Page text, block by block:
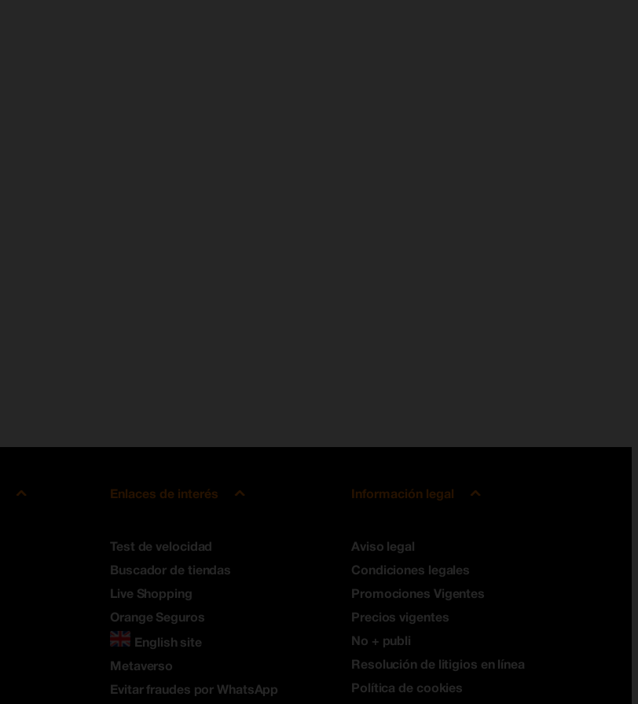
Enlaces de interés
Test de velocidad
Buscador de tiendas
Live Shopping
Orange Seguros
English site
Metaverso
Evitar fraudes por WhatsApp
Información legal
Aviso legal
Condiciones legales
Promociones Vigentes
Precios vigentes
No + publi
Resolución de litigios en línea
Política de cookies